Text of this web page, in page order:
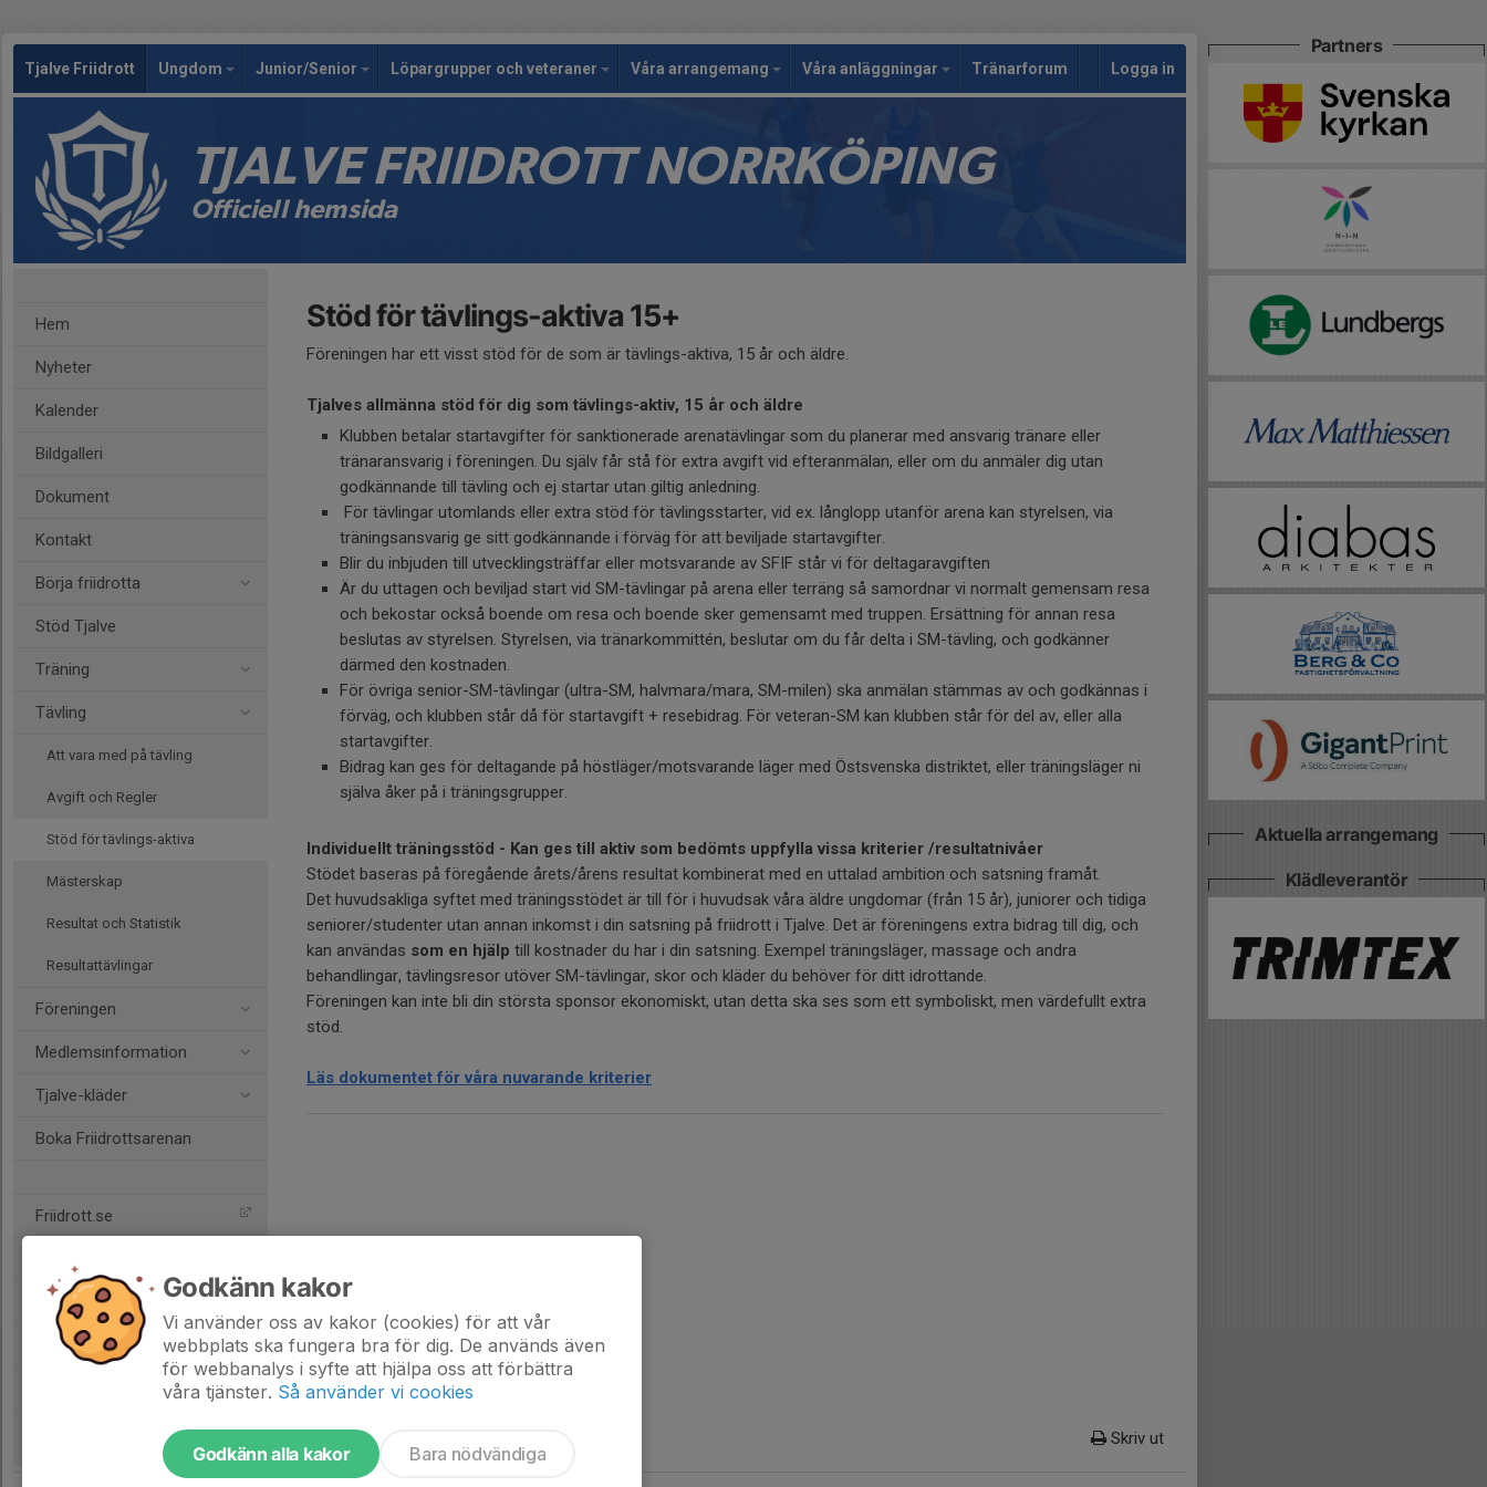
Tjalve Friidrott Ungdom Junior/Senior Löpargrupper och veteraner Våra arrangemang Våra anläggningar Tränarforum Logga in
TJALVE FRIIDROTT NORRKÖPING
Officiell hemsida
Hem
Nyheter
Kalender
Bildgalleri
Dokument
Kontakt
Börja friidrotta
Stöd Tjalve
Träning
Tävling
Att vara med på tävling
Avgift och Regler
Stöd för tävlings-aktiva
Mästerskap
Resultat och Statistik
Resultattävlingar
Föreningen
Medlemsinformation
Tjalve-kläder
Boka Friidrottsarenan
Friidrott.se
Tjalve Orientering
Östsvenska distriktet
Köp/Sälj Facebook
Stöd för tävlings-aktiva 15+
Föreningen har ett visst stöd för de som är tävlings-aktiva, 15 år och äldre.
Tjalves allmänna stöd för dig som tävlings-aktiv, 15 år och äldre
Klubben betalar startavgifter för sanktionerade arenatävlingar som du planerar med ansvarig tränare eller
tränaransvarig i föreningen. Du själv får stå för extra avgift vid efteranmälan, eller om du anmäler dig utan
godkännande till tävling och ej startar utan giltig anledning.
För tävlingar utomlands eller extra stöd för tävlingsstarter, vid ex. långlopp utanför arena kan styrelsen, via
träningsansvarig ge sitt godkännande i förväg för att beviljade startavgifter.
Blir du inbjuden till utvecklingsträffar eller motsvarande av SFIF står vi för deltagaravgiften
Är du uttagen och beviljad start vid SM-tävlingar på arena eller terräng så samordnar vi normalt gemensam resa
och bekostar också boende om resa och boende sker gemensamt med truppen. Ersättning för annan resa
beslutas av styrelsen. Styrelsen, via tränarkommittén, beslutar om du får delta i SM-tävling, och godkänner
därmed den kostnaden.
För övriga senior-SM-tävlingar (ultra-SM, halvmara/mara, SM-milen) ska anmälan stämmas av och godkännas i
förväg, och klubben står då för startavgift + resebidrag. För veteran-SM kan klubben står för del av, eller alla
startavgifter.
Bidrag kan ges för deltagande på höstläger/motsvarande läger med Östsvenska distriktet, eller träningsläger ni
själva åker på i träningsgrupper.
Individuellt träningsstöd - Kan ges till aktiv som bedömts uppfylla vissa kriterier /resultatnivåer
Stödet baseras på föregående årets/årens resultat kombinerat med en uttalad ambition och satsning framåt.
Det huvudsakliga syftet med träningsstödet är till för i huvudsak våra äldre ungdomar (från 15 år), juniorer och tidiga
seniorer/studenter utan annan inkomst i din satsning på friidrott i Tjalve. Det är föreningens extra bidrag till dig, och
kan användas som en hjälp till kostnader du har i din satsning. Exempel träningsläger, massage och andra
behandlingar, tävlingsresor utöver SM-tävlingar, skor och kläder du behöver för ditt idrottande.
Föreningen kan inte bli din största sponsor ekonomiskt, utan detta ska ses som ett symboliskt, men värdefullt extra
stöd.
Läs dokumentet för våra nuvarande kriterier
Skriv ut
Partners
Aktuella arrangemang
Klädleverantör
Godkänn kakor
Vi använder oss av kakor (cookies) för att vår
webbplats ska fungera bra för dig. De används även
för webbanalys i syfte att hjälpa oss att förbättra
våra tjänster. Så använder vi cookies
Godkänn alla kakor Bara nödvändiga